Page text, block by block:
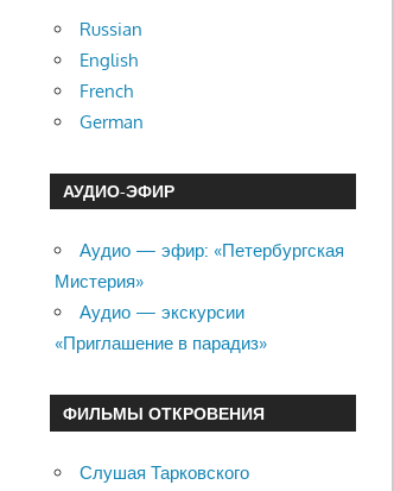
Russian
English
French
German
АУДИО-ЭФИР
Аудио — эфир: «Петербургская
Мистерия»
Аудио — экскурсии
«Приглашение в парадиз»
ФИЛЬМЫ ОТКРОВЕНИЯ
Слушая Тарковского